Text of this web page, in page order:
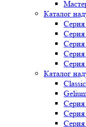
Каталог
Серия
Серия
Каталог
Серия